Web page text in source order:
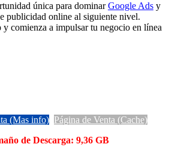
única para dominarGoogle Ads y
publicidad online al siguiente nivel.
y comienza a impulsar tu negocio en línea
(Mas info) Página de Venta (Cache)
de Descarga: 9,36 GB